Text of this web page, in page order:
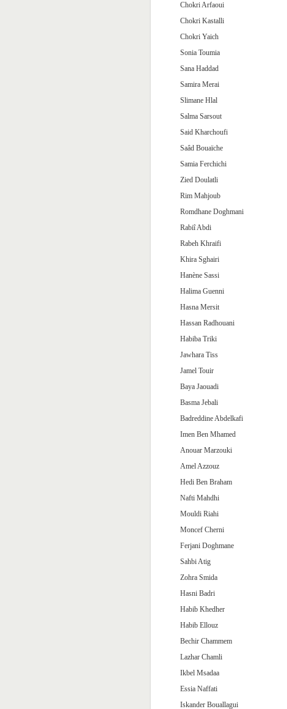
Chokri Arfaoui
Chokri Kastalli
Chokri Yaich
Sonia Toumia
Sana Haddad
Samira Merai
Slimane Hlal
Salma Sarsout
Said Kharchoufi
Saâd Bouaïche
Samia Ferchichi
Zied Doulatli
Rim Mahjoub
Romdhane Doghmani
Rabiî Abdi
Rabeh Khraifi
Khira Sghairi
Hanène Sassi
Halima Guenni
Hasna Mersit
Hassan Radhouani
Habiba Triki
Jawhara Tiss
Jamel Touir
Baya Jaouadi
Basma Jebali
Badreddine Abdelkafi
Imen Ben Mhamed
Anouar Marzouki
Amel Azzouz
Hedi Ben Braham
Nafti Mahdhi
Mouldi Riahi
Moncef Cherni
Ferjani Doghmane
Sahbi Atig
Zohra Smida
Hasni Badri
Habib Khedher
Habib Ellouz
Bechir Chammem
Lazhar Chamli
Ikbel Msadaa
Essia Naffati
Iskander Bouallagui